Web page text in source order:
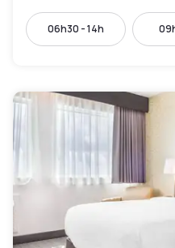
06h30 - 14h